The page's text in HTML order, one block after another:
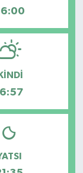
İKINDI